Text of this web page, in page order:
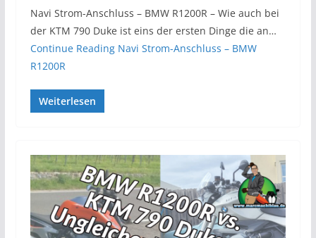
Navi Strom-Anschluss – BMW R1200R – Wie auch bei
der KTM 790 Duke ist eins der ersten Dinge die an…
Continue ReadingNavi Strom-Anschluss – BMW
R1200R
Weiterlesen